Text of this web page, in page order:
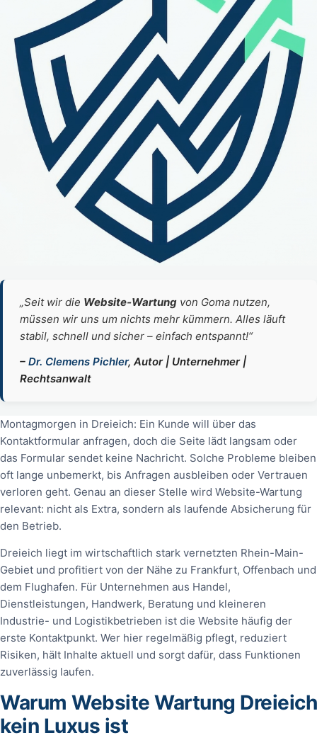
„Seit wir die Website‑Wartung von Goma nutzen,
müssen wir uns um nichts mehr kümmern. Alles läuft
stabil, schnell und sicher – einfach entspannt!“
– Dr. Clemens Pichler, Autor | Unternehmer |
Rechtsanwalt
Montagmorgen in Dreieich: Ein Kunde will über das
Kontaktformular anfragen, doch die Seite lädt langsam oder
das Formular sendet keine Nachricht. Solche Probleme bleiben
oft lange unbemerkt, bis Anfragen ausbleiben oder Vertrauen
verloren geht. Genau an dieser Stelle wird Website-Wartung
relevant: nicht als Extra, sondern als laufende Absicherung für
den Betrieb.
Dreieich liegt im wirtschaftlich stark vernetzten Rhein-Main-
Gebiet und profitiert von der Nähe zu Frankfurt, Offenbach und
dem Flughafen. Für Unternehmen aus Handel,
Dienstleistungen, Handwerk, Beratung und kleineren
Industrie- und Logistikbetrieben ist die Website häufig der
erste Kontaktpunkt. Wer hier regelmäßig pflegt, reduziert
Risiken, hält Inhalte aktuell und sorgt dafür, dass Funktionen
zuverlässig laufen.
Warum Website Wartung Dreieich
kein Luxus ist